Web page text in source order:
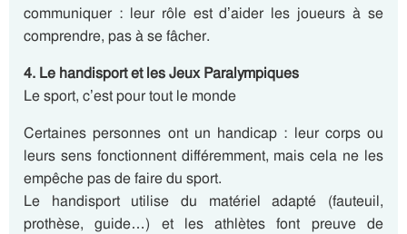
communiquer : leur rôle est d’aider les joueurs à se
comprendre, pas à se fâcher.
4. Le handisport et les Jeux Paralympiques
Le sport, c’est pour tout le monde
Certaines personnes ont un handicap : leur corps ou
leurs sens fonctionnent différemment, mais cela ne les
empêche pas de faire du sport.
Le handisport utilise du matériel adapté (fauteuil,
prothèse, guide…) et les athlètes font preuve de